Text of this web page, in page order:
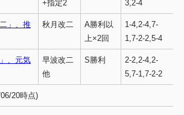
+指定2
3,2-4
」、推
秋月改二
A勝利以
上×2回
1-4,2-4,7-
1,7-2-2,5-4
、元気
早波改二
他
S勝利
2-2,2-4,2-
5,7-1,7-2-2
20時点)